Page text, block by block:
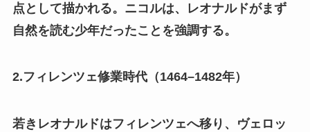
点として描かれる。ニコルは、レオナルドがまず
自然を読む少年だったことを強調する。
2.フィレンツェ修業時代（1464–1482年）
若きレオナルドはフィレンツェへ移り、ヴェロッ